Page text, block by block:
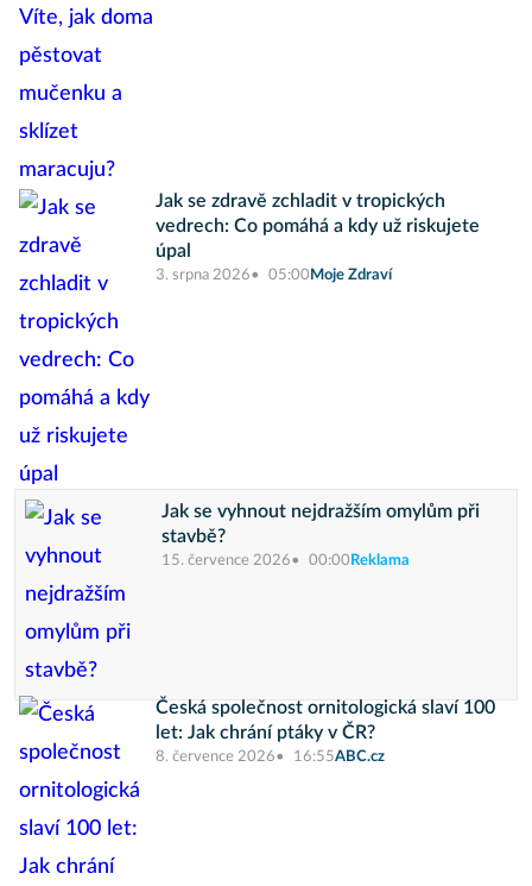
Jak se zdravě zchladit v tropických
vedrech: Co pomáhá a kdy už riskujete
úpal
3. srpna 2026 05:00 Moje Zdraví
Jak se vyhnout nejdražším omylům při
stavbě?
15. července 2026 00:00 Reklama
Česká společnost ornitologická slaví 100
let: Jak chrání ptáky v ČR?
8. července 2026 16:55ABC.cz